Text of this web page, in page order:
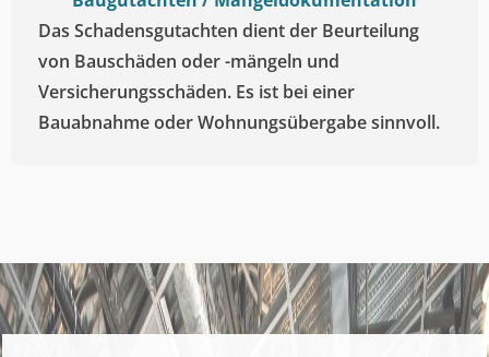
Das Schadensgutachten dient der Beurteilung
von Bauschäden oder -mängeln und
Versicherungsschäden. Es ist bei einer
Bauabnahme oder Wohnungsübergabe sinnvoll.